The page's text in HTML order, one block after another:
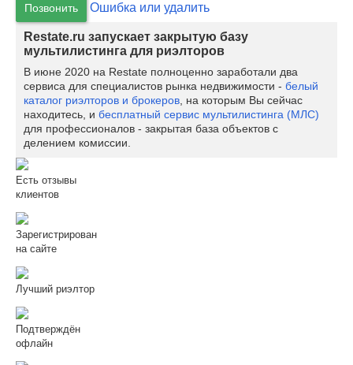
Позвонить Ошибка или удалить
Restate.ru запускает закрытую базу
мультилистинга для риэлторов
В июне 2020 на Restate полноценно заработали два
сервиса для специалистов рынка недвижимости - белый
каталог риэлторов и брокеров , на которым Вы сейчас
находитесь, и бесплатный сервис мультилистинга (МЛС)
для профессионалов - закрытая база объектов с
делением комиссии.
Есть отзывы
клиентов
Зарегистрирован
на сайте
Лучший риэлтор
Подтверждён
офлайн